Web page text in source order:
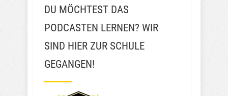
DU MÖCHTEST DAS
PODCASTEN LERNEN? WIR
SIND HIER ZUR SCHULE
GEGANGEN!